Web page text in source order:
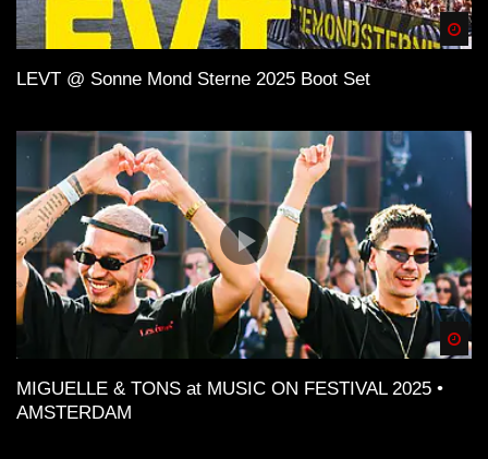
LEVT @ Sonne Mond Sterne 2025 Boot Set
MIGUELLE & TONS at MUSIC ON FESTIVAL 2025 •
AMSTERDAM